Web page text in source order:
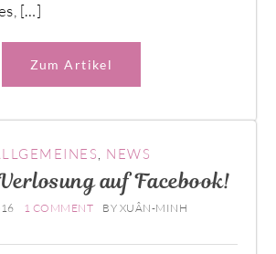
[…]
Zum Artikel
NEWS
auf Facebook!
1 COMMENT BY XUÂN-MINH